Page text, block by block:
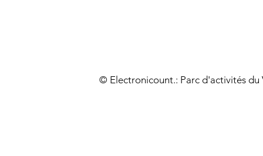
© Electronicount.: Parc d'activités du